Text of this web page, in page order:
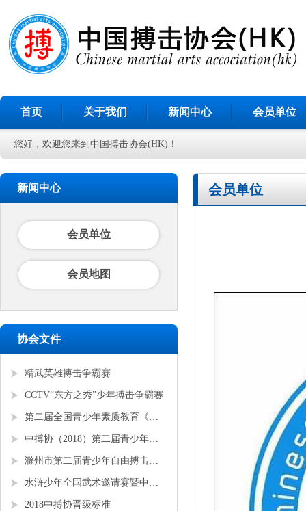
首页 关于我们 新闻中心 会员单位
您好，欢迎您来到中国搏击协会(HK)！
新闻中心
会员单位
会员地图
协会文件
精武英雄搏击争霸赛
CCTV“东方之秀”少年搏击争霸赛
第二届全国青少年素质教育《勇者争锋》搏击锦标赛
中搏协（2018）第二届青少年锦标赛
滁州市第二届青少年自由搏击全国邀请赛
水浒少年全国武术邀请赛暨中搏协青少年搏击锦标赛
2018中搏协晋级标准
会员单位